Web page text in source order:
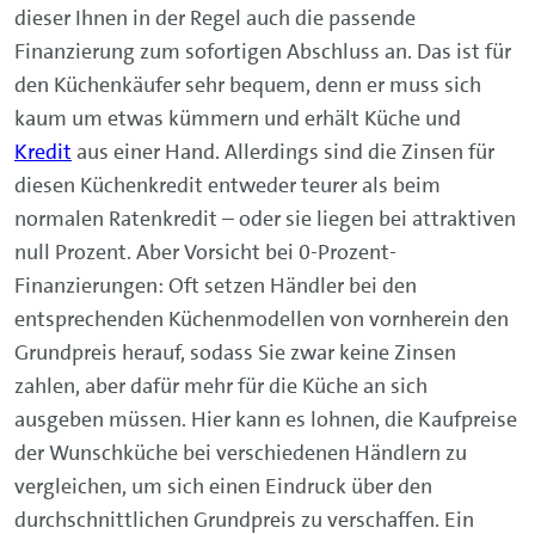
dieser Ihnen in der Regel auch die passende
Finanzierung zum sofortigen Abschluss an. Das ist für
den Küchenkäufer sehr bequem, denn er muss sich
kaum um etwas kümmern und erhält Küche und
Kredit aus einer Hand. Allerdings sind die Zinsen für
diesen Küchenkredit entweder teurer als beim
normalen Ratenkredit – oder sie liegen bei attraktiven
null Prozent. Aber Vorsicht bei 0-Prozent-
Finanzierungen: Oft setzen Händler bei den
entsprechenden Küchenmodellen von vornherein den
Grundpreis herauf, sodass Sie zwar keine Zinsen
zahlen, aber dafür mehr für die Küche an sich
ausgeben müssen. Hier kann es lohnen, die Kaufpreise
der Wunschküche bei verschiedenen Händlern zu
vergleichen, um sich einen Eindruck über den
durchschnittlichen Grundpreis zu verschaffen. Ein